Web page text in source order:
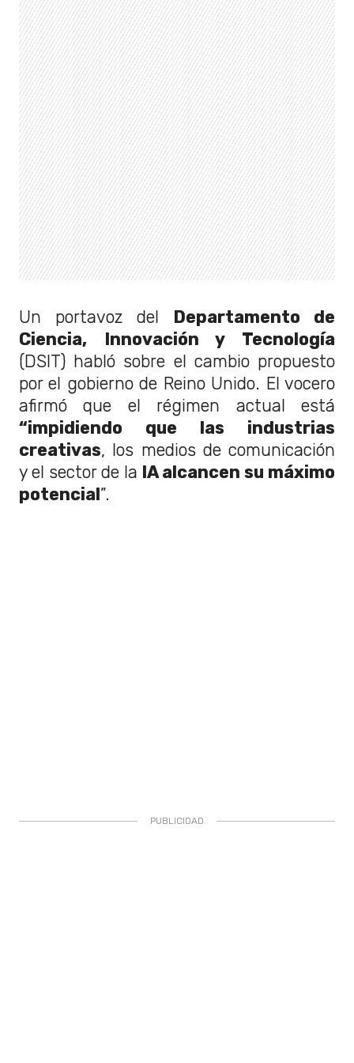
Un portavoz del Departamento de
Ciencia, Innovación y Tecnología
(DSIT) habló sobre el cambio propuesto
por el gobierno de Reino Unido. El vocero
afirmó que el régimen actual está
“impidiendo que las industrias
creativas, los medios de comunicación
y el sector de la IA alcancen su máximo
potencial”.